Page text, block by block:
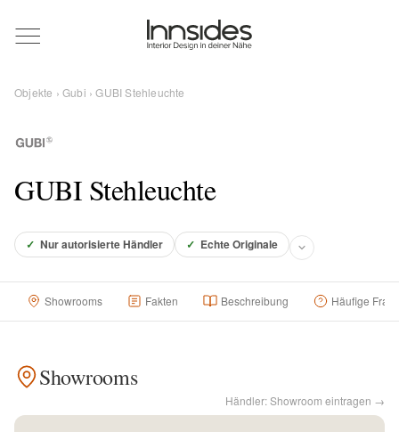
Magazin
Showrooms
Objekte
Für Händler
Objekte ›Gubi › GUBI Stehleuchte
GUBI Stehleuchte
✓ Nur autorisierte Händler ✓ Echte Originale
Showrooms Fakten Beschreibung Häufige
Showrooms
Händler: Showroom eintragen →